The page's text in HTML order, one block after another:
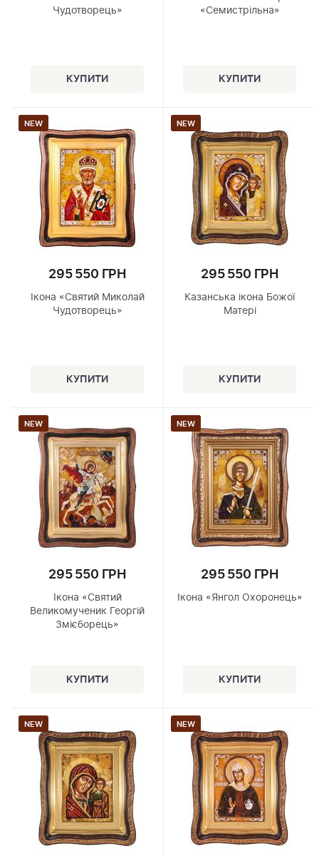
Чудотворець»
«Семистрільна»
NEW
295 550 ГРН
Ікона «Святий Миколай
Чудотворець»
NEW
295 550 ГРН
Казанська ікона Божої
Матері
NEW
295 550 ГРН
Ікона «Святий
Великомученик Георгій
Змієборець»
NEW
295 550 ГРН
Ікона «Янгол Охоронець»
NEW NEW